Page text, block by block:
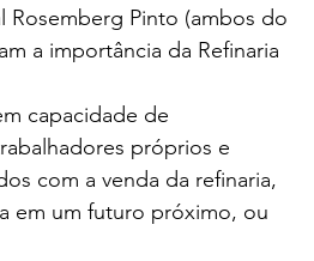
Pinto (ambos do
a importância da Refinaria
capacidade de
próprios e
com a venda da refinaria,
em um futuro próximo, ou